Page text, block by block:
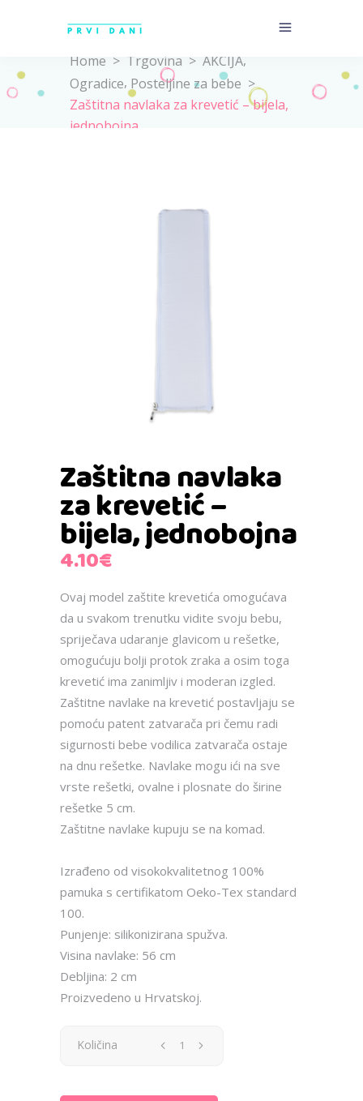
Home > Trgovina > AKCIJA,
Ogradice, Posteljine za bebe >
Zaštitna navlaka za krevetić – bijela,
jednobojna
Zaštitna navlaka
za krevetić –
bijela, jednobojna
4.10€
Ovaj model zaštite krevetića omogućava
da u svakom trenutku vidite svoju bebu,
spriječava udaranje glavicom u rešetke,
omogućuju bolji protok zraka a osim toga
krevetić ima zanimljiv i moderan izgled.
Zaštitne navlake na krevetić postavljaju se
pomoću patent zatvarača pri čemu radi
sigurnosti bebe vodilica zatvarača ostaje
na dnu rešetke. Navlake mogu ići na sve
vrste rešetki, ovalne i plosnate do širine
rešetke 5 cm.
Zaštitne navlake kupuju se na komad.
Izrađeno od visokokvalitetnog 100%
pamuka s certifikatom Oeko-Tex standard
100.
Punjenje: silikonizirana spužva.
Visina navlake: 56 cm
Debljina: 2 cm
Proizvedeno u Hrvatskoj.
Zaštitna
Količina